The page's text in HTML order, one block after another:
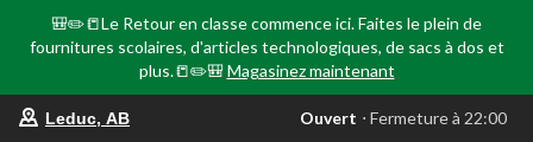
🎒✏️📒Le Retour en classe commence ici. Faites le plein de
fournitures scolaires, d'articles technologiques, de sacs à dos et
plus.📒✏️🎒 Magasinez maintenant
votre
Leduc, AB Ouvert ⋅ Fermeture à 22:00